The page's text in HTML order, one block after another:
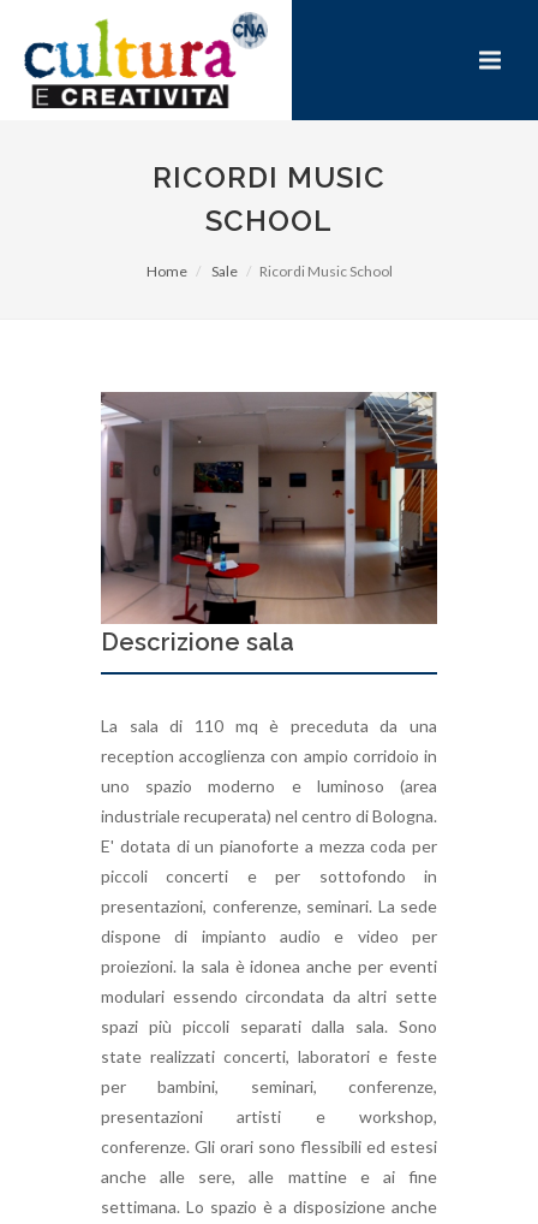
RICORDI MUSIC
SCHOOL
Home Sale Ricordi Music School
Descrizione sala
La sala di 110 mq è preceduta da una
reception accoglienza con ampio corridoio in
uno spazio moderno e luminoso (area
industriale recuperata) nel centro di Bologna.
E' dotata di un pianoforte a mezza coda per
piccoli concerti e per sottofondo in
presentazioni, conferenze, seminari. La sede
dispone di impianto audio e video per
proiezioni. la sala è idonea anche per eventi
modulari essendo circondata da altri sette
spazi più piccoli separati dalla sala. Sono
state realizzati concerti, laboratori e feste
per bambini, seminari, conferenze,
presentazioni artisti e workshop,
conferenze. Gli orari sono flessibili ed estesi
anche alle sere, alle mattine e ai fine
settimana. Lo spazio è a disposizione anche